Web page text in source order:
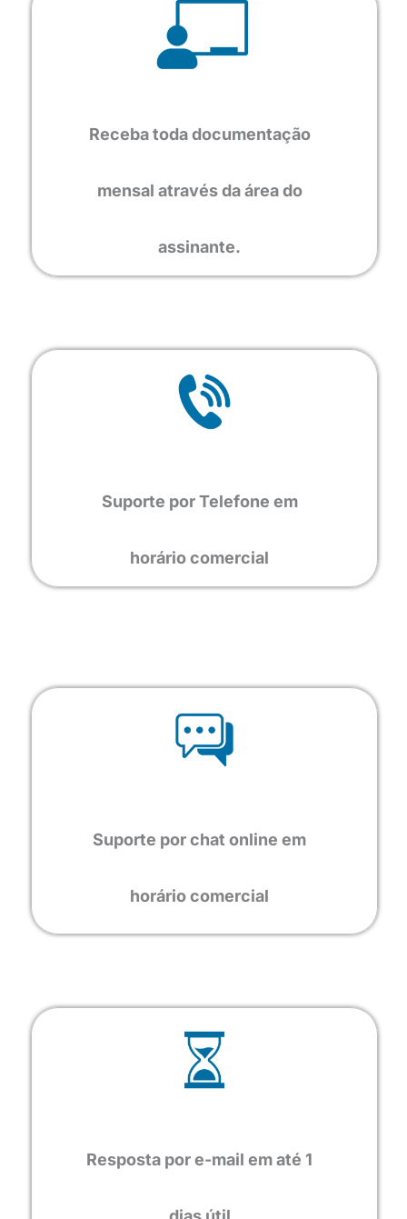
Receba toda documentação
mensal através da área do
assinante.
Suporte por Telefone em
horário comercial
Suporte por chat online em
horário comercial
Resposta por e-mail em até 1